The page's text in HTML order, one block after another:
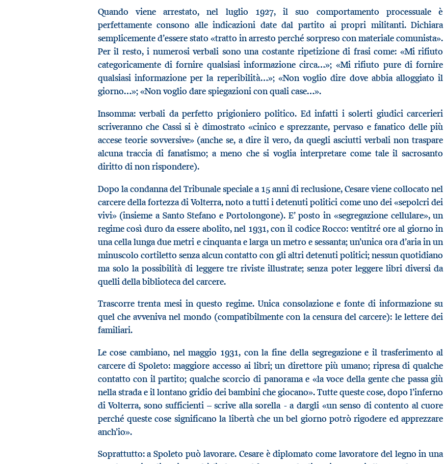
Quando viene arrestato, nel luglio 1927, il suo comportamento processuale è
perfettamente consono alle indicazioni date dal partito ai propri militanti. Dichiara
semplicemente d’essere stato «tratto in arresto perché sorpreso con materiale comunista».
Per il resto, i numerosi verbali sono una costante ripetizione di frasi come: «Mi rifiuto
categoricamente di fornire qualsiasi informazione circa…»; «Mi rifiuto pure di fornire
qualsiasi informazione per la reperibilità…»; «Non voglio dire dove abbia alloggiato il
giorno…»; «Non voglio dare spiegazioni con quali case…».
Insomma: verbali da perfetto prigioniero politico. Ed infatti i solerti giudici carcerieri
scriveranno che Cassi si è dimostrato «cinico e sprezzante, pervaso e fanatico delle più
accese teorie sovversive» (anche se, a dire il vero, da quegli asciutti verbali non traspare
alcuna traccia di fanatismo; a meno che si voglia interpretare come tale il sacrosanto
diritto di non rispondere).
Dopo la condanna del Tribunale speciale a 15 anni di reclusione, Cesare viene collocato nel
carcere della fortezza di Volterra, noto a tutti i detenuti politici come uno dei «sepolcri dei
vivi» (insieme a Santo Stefano e Portolongone). E’ posto in «segregazione cellulare», un
regime così duro da essere abolito, nel 1931, con il codice Rocco: ventitré ore al giorno in
una cella lunga due metri e cinquanta e larga un metro e sessanta; un’unica ora d’aria in un
minuscolo cortiletto senza alcun contatto con gli altri detenuti politici; nessun quotidiano
ma solo la possibilità di leggere tre riviste illustrate; senza poter leggere libri diversi da
quelli della biblioteca del carcere.
Trascorre trenta mesi in questo regime. Unica consolazione e fonte di informazione su
quel che avveniva nel mondo (compatibilmente con la censura del carcere): le lettere dei
familiari.
Le cose cambiano, nel maggio 1931, con la fine della segregazione e il trasferimento al
carcere di Spoleto: maggiore accesso ai libri; un direttore più umano; ripresa di qualche
contatto con il partito; qualche scorcio di panorama e «la voce della gente che passa giù
nella strada e il lontano gridio dei bambini che giocano». Tutte queste cose, dopo l’inferno
di Volterra, sono sufficienti – scrive alla sorella - a dargli «un senso di contento al cuore
perché queste cose significano la libertà che un bel giorno potrò rigodere ed apprezzare
anch’io».
Soprattutto: a Spoleto può lavorare. Cesare è diplomato come lavoratore del legno in una